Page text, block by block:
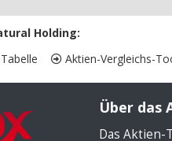
Holding:
Aktien-Vergleichs-
Über das
Das Aktien-